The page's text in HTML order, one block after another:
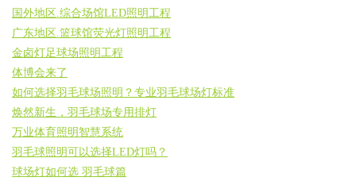
国外地区.综合场馆LED照明工程
广东地区.篮球馆荧光灯照明工程
金卤灯足球场照明工程
体博会来了
如何选择羽毛球场照明？专业羽毛球场灯标准
焕然新生，羽毛球场专用排灯
万业体育照明智慧系统
羽毛球照明可以选择LED灯吗？
球场灯如何选 羽毛球篇